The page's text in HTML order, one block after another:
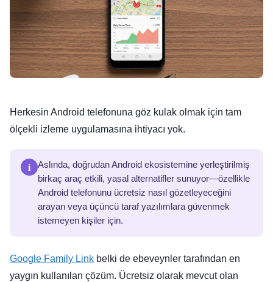
Herkesin Android telefonuna göz kulak olmak için tam
ölçekli izleme uygulamasına ihtiyacı yok.
i
Aslında, doğrudan Android ekosistemine yerleştirilmiş
birkaç araç etkili, yasal alternatifler sunuyor—özellikle
Android telefonunu ücretsiz nasıl gözetleyeceğini
arayan veya üçüncü taraf yazılımlara güvenmek
istemeyen kişiler için.
Google Family Link belki de ebeveynler tarafından en
yaygın kullanılan çözüm. Ücretsiz olarak mevcut olan